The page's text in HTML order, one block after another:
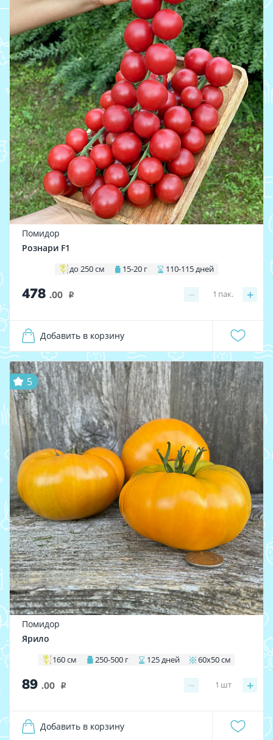
Помидор
Рознари F1
до 250 см 15-20 г 110-115 дней
478 .00 i − +
1 пак.
Добавить в корзину
5
Помидор
Ярило
160 см 250-500 г 125 дней 60х50 см
89 .00 i − +
1 шт
Добавить в корзину